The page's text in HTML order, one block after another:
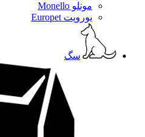
مونلو Monello
یوروپت Europet
سگ